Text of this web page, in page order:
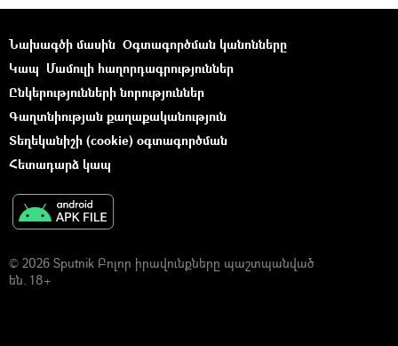
Նախագծի մասին Օգտագործման կանոնները
Կապ Մամուլի հաղորդագրություններ
Ընկերությունների նորություններ
Գաղտնիության քաղաքականություն
Տեղեկանիշի (cookie) օգտագործման
Հետադարձ կապ
© 2026 Sputnik Բոլոր իրավունքները պաշտպանված
են. 18+